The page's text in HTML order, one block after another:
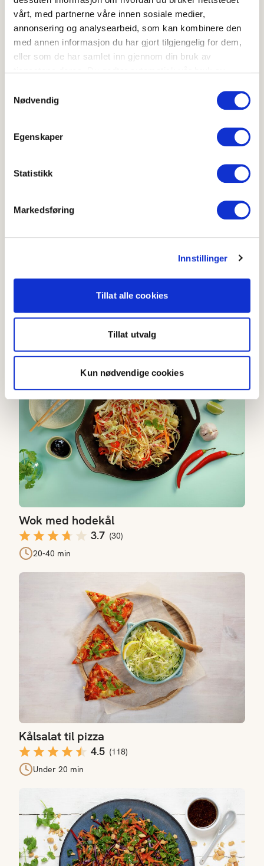
vårt, med partnerne våre innen sosiale medier,
annonsering og analysearbeid, som kan kombinere den
med annen informasjon du har gjort tilgjengelig for dem,
eller som de har samlet inn gjennom din bruk av
Nødvendig
Egenskaper
Statistikk
Markedsføring
Innstillinger
Tillat alle cookies
Tillat utvalg
Kun nødvendige cookies
Fargerik kålsalat
4
2.5 (329)
Wok med hodekål
3.7 (30)
20-40 min
Kålsalat til pizza
4.5 (118)
Under 20 min
Kålsalat til pizza